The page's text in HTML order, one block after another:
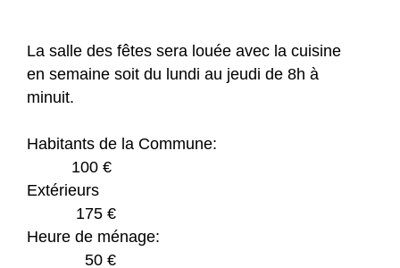
La salle des fêtes sera louée avec la cuisine
en semaine soit du lundi au jeudi de 8h à
minuit.
Habitants de la Commune:
100 €
Extérieurs
175 €
Heure de ménage:
50 €